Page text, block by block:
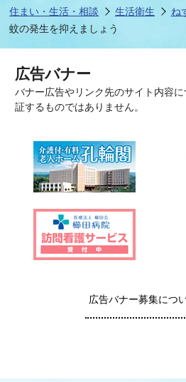
住まい・生活・相談
生活衛生
ね
蚊の発生を抑えましょう
広告バナー
バナー広告やリンク先のサイト内容
証するものではありません。
広告バナー募集につ